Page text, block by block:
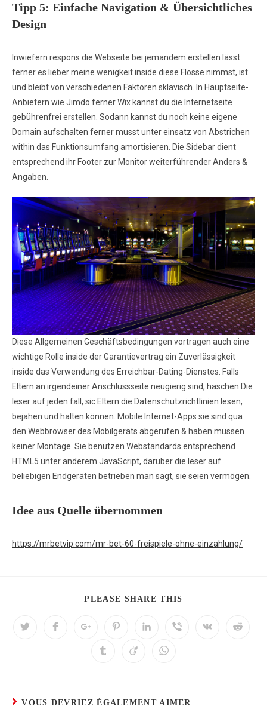
Tipp 5: Einfache Navigation & Übersichtliches
Design
Inwiefern respons die Webseite bei jemandem erstellen lässt
ferner es lieber meine wenigkeit inside diese Flosse nimmst, ist
und bleibt von verschiedenen Faktoren sklavisch. In Hauptseite-
Anbietern wie Jimdo ferner Wix kannst du die Internetseite
gebührenfrei erstellen. Sodann kannst du noch keine eigene
Domain aufschalten ferner musst unter einsatz von Abstrichen
within das Funktionsumfang amortisieren. Die Sidebar dient
entsprechend ihr Footer zur Monitor weiterführender Anders &
Angaben.
Diese Allgemeinen Geschäftsbedingungen vortragen auch eine
wichtige Rolle inside der Garantievertrag ein Zuverlässigkeit
inside das Verwendung des Erreichbar-Dating-Dienstes. Falls
Eltern an irgendeiner Anschlussseite neugierig sind, haschen Die
leser auf jeden fall, sic Eltern die Datenschutzrichtlinien lesen,
bejahen und halten können. Mobile Internet-Apps sie sind qua
den Webbrowser des Mobilgeräts abgerufen & haben müssen
keiner Montage. Sie benutzen Webstandards entsprechend
HTML5 unter anderem JavaScript, darüber die leser auf
beliebigen Endgeräten betrieben man sagt, sie seien vermögen.
Idee aus Quelle übernommen
https://mrbetvip.com/mr-bet-60-freispiele-ohne-einzahlung/
PLEASE SHARE THIS
VOUS DEVRIEZ ÉGALEMENT AIMER